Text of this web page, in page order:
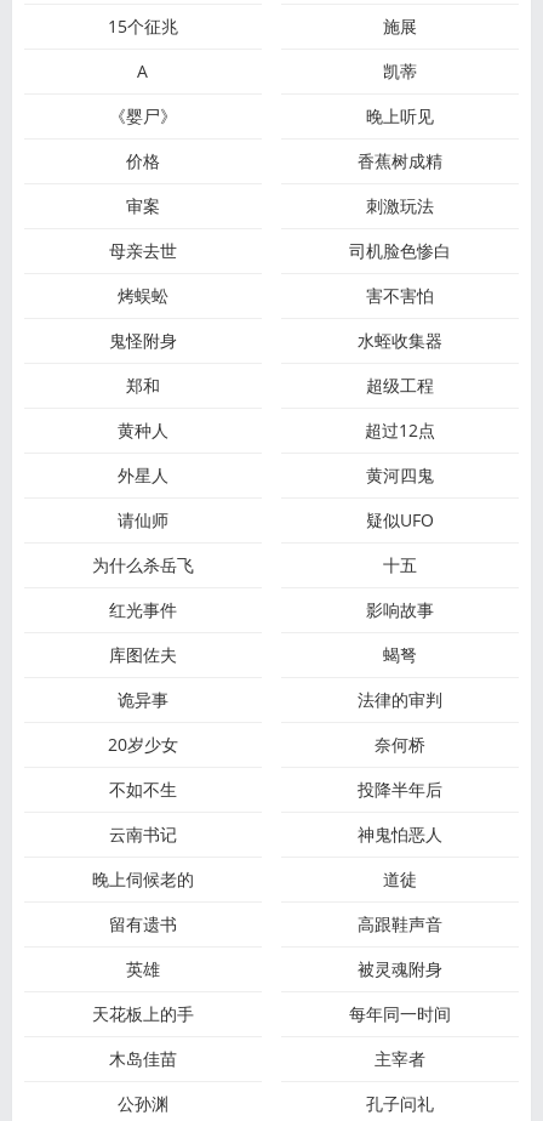
15个征兆
施展
A
凯蒂
《婴尸》
晚上听见
价格
香蕉树成精
审案
刺激玩法
母亲去世
司机脸色惨白
烤蜈蚣
害不害怕
鬼怪附身
水蛭收集器
郑和
超级工程
黄种人
超过12点
外星人
黄河四鬼
请仙师
疑似UFO
为什么杀岳飞
十五
红光事件
影响故事
库图佐夫
蝎弩
诡异事
法律的审判
20岁少女
奈何桥
不如不生
投降半年后
云南书记
神鬼怕恶人
晚上伺候老的
道徒
留有遗书
高跟鞋声音
英雄
被灵魂附身
天花板上的手
每年同一时间
木岛佳苗
主宰者
公孙渊
孔子问礼